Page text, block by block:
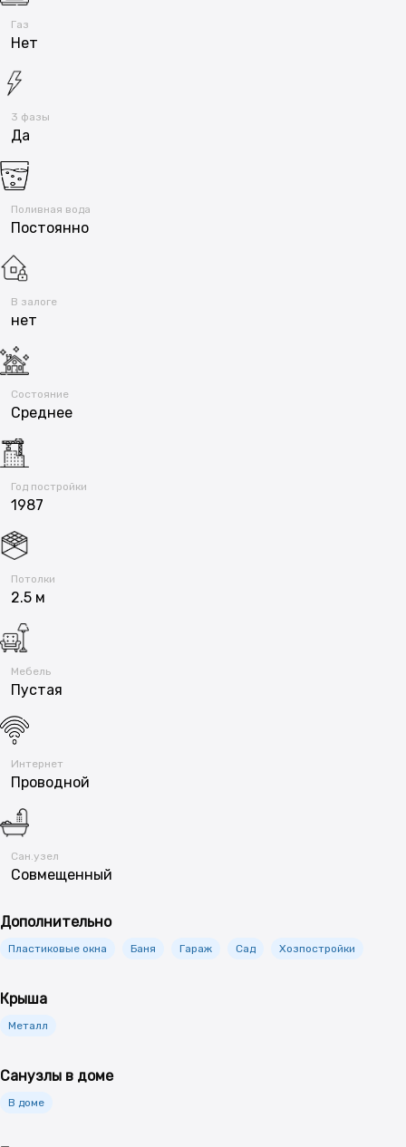
Газ
Нет
3 фазы
Да
Поливная вода
Постоянно
В залоге
нет
Состояние
Среднее
Год постройки
1987
Потолки
2.5 м
Мебель
Пустая
Интернет
Проводной
Сан.узел
Совмещенный
Дополнительно
Пластиковые окна Баня Гараж Сад Хозпостройки
Крыша
Металл
Санузлы в доме
В доме